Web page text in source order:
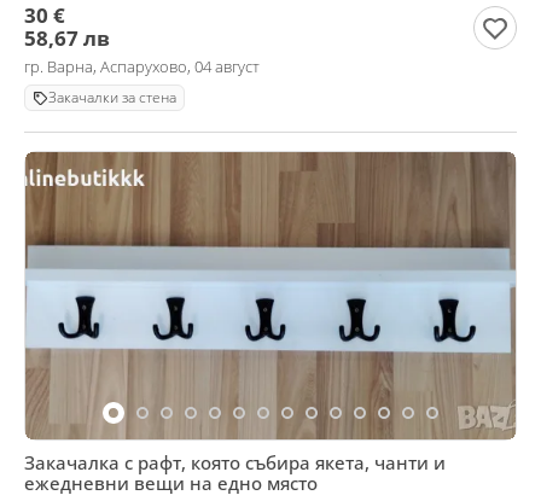
30 €
58,67 лв
гр. Варна, Аспарухово, 04 август
Закачалки за стена
Закачалка с рафт, която събира якета, чанти и
ежедневни вещи на едно място